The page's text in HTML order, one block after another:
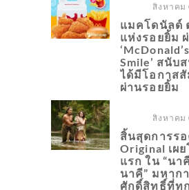
สิงหาคม
แมคโดนัลด์
แห่งรอยยิ้ม
Smile’ สนั
ได้มีโอกาส
ผ่านรอยยิ้ม
สิงหาคม
สิ้นสุดการร
Original เผ
แรก ใน “น
นาคี” มหาก
ศักดิ์สิทธิ์ที่ทุ